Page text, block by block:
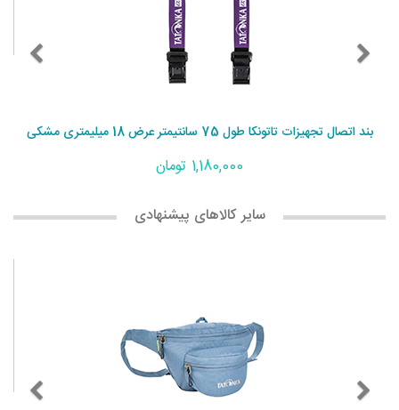
بند اتصال تجهیزات تاتونکا طول 75 سانتیمتر عرض 18 میلیمتری مشکی
1,180,000 تومان
سایر کالاهای پیشنهادی